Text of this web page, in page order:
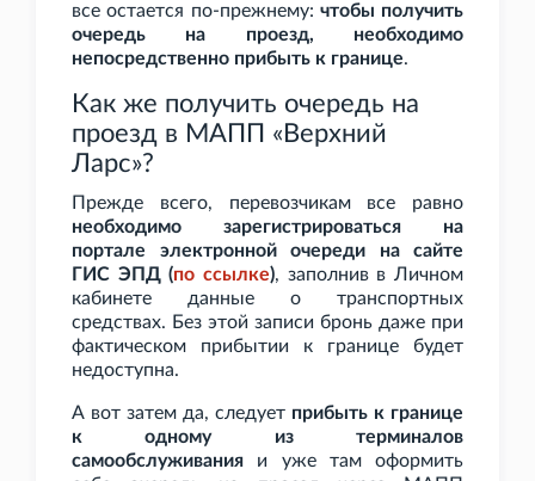
все остается по-прежнему: чтобы получить
очередь на проезд, необходимо
непосредственно прибыть к границе.
Как же получить очередь на
проезд в МАПП «Верхний
Ларс»?
Прежде всего, перевозчикам все равно
необходимо зарегистрироваться на
портале электронной очереди на сайте
ГИС ЭПД (по ссылке), заполнив в Личном
кабинете данные о транспортных
средствах. Без этой записи бронь даже при
фактическом прибытии к границе будет
недоступна.
А вот затем да, следует прибыть к границе
к одному из терминалов
самообслуживания и уже там оформить